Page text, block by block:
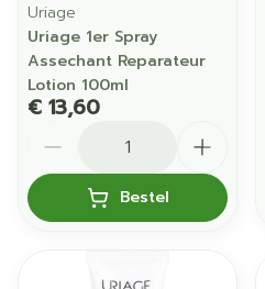
Uriage
Uriage 1er Spray
Assechant Reparateur
Lotion 100ml
€ 13,60
Bestel